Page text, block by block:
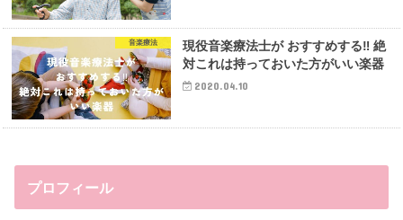
音楽療法
現役音楽療法士が おすすめする‼︎ 絶
対これは持っておいた方がいい楽器
2020.04.10
プロフィール